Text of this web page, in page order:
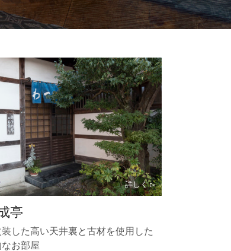
亭
した高い天井裏と古材を使用した
お部屋